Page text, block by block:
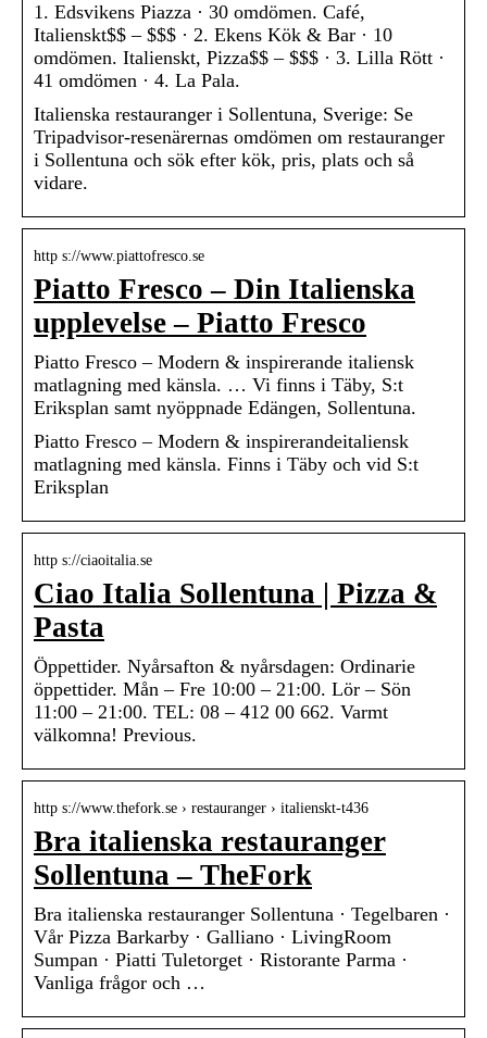
1. Edsvikens Piazza · 30 omdömen. Café,
Italienskt$$ – $$$ · 2. Ekens Kök & Bar · 10
omdömen. Italienskt, Pizza$$ – $$$ · 3. Lilla Rött ·
41 omdömen · 4. La Pala.
Italienska restauranger i Sollentuna, Sverige: Se
Tripadvisor-resenärernas omdömen om restauranger
i Sollentuna och sök efter kök, pris, plats och så
vidare.
http s://www.piattofresco.se
Piatto Fresco – Din Italienska
upplevelse – Piatto Fresco
Piatto Fresco – Modern & inspirerande italiensk
matlagning med känsla. … Vi finns i Täby, S:t
Eriksplan samt nyöppnade Edängen, Sollentuna.
Piatto Fresco – Modern & inspirerandeitaliensk
matlagning med känsla. Finns i Täby och vid S:t
Eriksplan
http s://ciaoitalia.se
Ciao Italia Sollentuna | Pizza &
Pasta
Öppettider. Nyårsafton & nyårsdagen: Ordinarie
öppettider. Mån – Fre 10:00 – 21:00. Lör – Sön
11:00 – 21:00. TEL: 08 – 412 00 662. Varmt
välkomna! Previous.
http s://www.thefork.se › restauranger › italienskt-t436
Bra italienska restauranger
Sollentuna – TheFork
Bra italienska restauranger Sollentuna · Tegelbaren ·
Vår Pizza Barkarby · Galliano · LivingRoom
Sumpan · Piatti Tuletorget · Ristorante Parma ·
Vanliga frågor och …